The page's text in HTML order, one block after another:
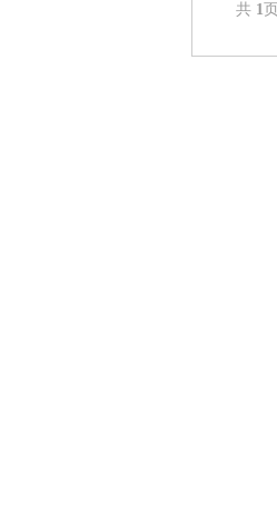
共 1 页